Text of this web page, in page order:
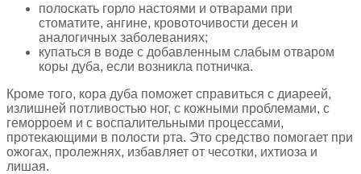
полоскать горло настоями и отварами при
стоматите, ангине, кровоточивости десен и
аналогичных заболеваниях;
купаться в воде с добавленным слабым отваром
коры дуба, если возникла потничка.
Кроме того, кора дуба поможет справиться с диареей,
излишней потливостью ног, с кожными проблемами, с
геморроем и с воспалительными процессами,
протекающими в полости рта. Это средство помогает при
ожогах, пролежнях, избавляет от чесотки, ихтиоза и
лишая.